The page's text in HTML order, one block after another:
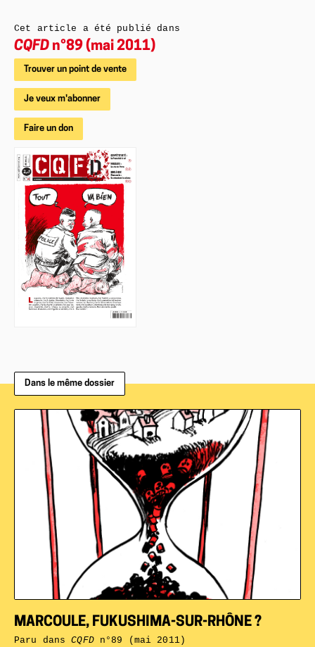
Cet article a été publié dans
CQFD n°89 (mai 2011)
Trouver un point de vente
Je veux m'abonner
Faire un don
Dans le même dossier
MARCOULE, FUKUSHIMA-SUR-RHÔNE ?
Paru dansCQFDn°89 (mai 2011)